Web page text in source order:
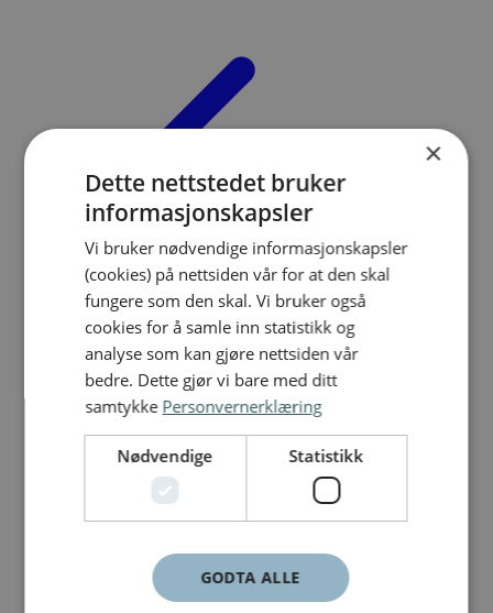
/
×
Dette nettstedet bruker
informasjonskapsler
Vi bruker nødvendige informasjonskapsler
(cookies) på nettsiden vår for at den skal
fungere som den skal. Vi bruker også
cookies for å samle inn statistikk og
analyse som kan gjøre nettsiden vår
bedre. Dette gjør vi bare med ditt
samtykke Personvernerklæring
Nødvendige Statistikk
GODTA ALLE